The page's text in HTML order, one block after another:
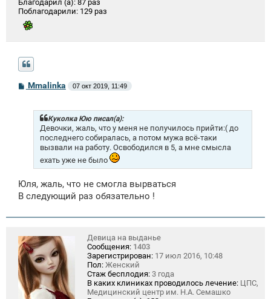
Благодарил (а): 87 раз
Поблагодарили: 129 раз
С
о
Mmalinka 07 окт 2019, 11:49
Куколка Юю писал(а):
Девочки, жаль, что у меня не получилось прийти:( до
последнего собиралась, а потом мужа всё-таки
вызвали на работу. Освободился в 5, а мне смысла
ехать уже не было
Юля, жаль, что не смогла вырваться
В следующий раз обязательно !
Девица на выданье
Сообщения: 1403
Зарегистрирован: 17 июл 2016, 10:48
Пол: Женский
Стаж бесплодия: 3 года
В каких клиниках проводилось лечение: ЦПС,
Медицинский центр им. Н.А. Семашко